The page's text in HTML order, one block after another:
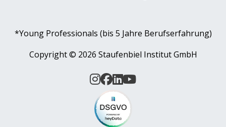
*Young Professionals (bis 5 Jahre Berufserfahrung)
Copyright © 2026 Staufenbiel Institut GmbH